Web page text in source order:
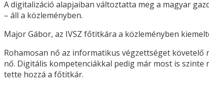
A digitalizáció alapjaiban változtatta meg a magyar
– áll a közleményben.
Major Gábor, az IVSZ főtitkára a közleményben
Rohamosan nő az informatikus végzettséget követelő
nő. Digitális kompetenciákkal pedig már most is
tette hozzá a főtitkár.